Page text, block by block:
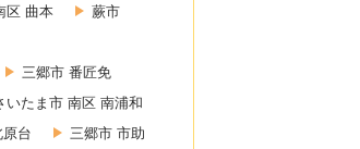
区 曲本
蕨市
三郷市 番匠免
いたま市 南区 南浦和
原台
三郷市 市助